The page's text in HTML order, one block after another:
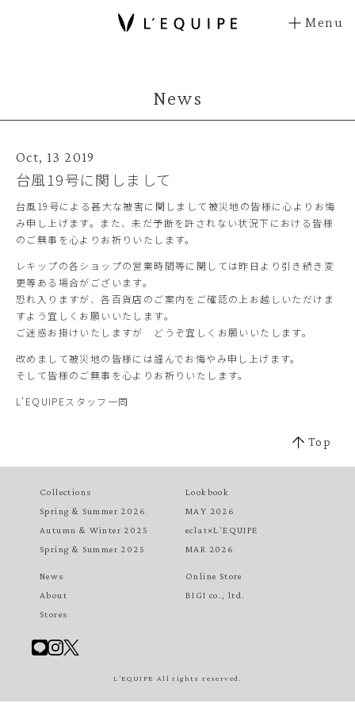
Menu
News
Oct, 13 2019
台風19号に関しまして
台風19号による甚大な被害に関しまして被災地の皆様に心よりお悔
み申し上げます。また、未だ予断を許されない状況下における皆様
のご無事を心よりお祈りいたします。
レキップの各ショップの営業時間等に関しては昨日より引き続き変
更等ある場合がございます。
恐れ入りますが、各百貨店のご案内をご確認の上お越しいただけま
すよう宜しくお願いいたします。
ご迷惑お掛けいたしますが どうぞ宜しくお願いいたします。
改めまして被災地の皆様には謹んでお悔やみ申し上げます。
そして皆様のご無事を心よりお祈りいたします。
L’EQUIPEスタッフ一同
Top
Collections
Spring & Summer 2026
Autumn & Winter 2025
Spring & Summer 2025
Lookbook
MAY 2026
eclat×L'EQUIPE
MAR 2026
News
About
Stores
Online Store
BIGI co., ltd.
L’EQUIPE All rights reserved.